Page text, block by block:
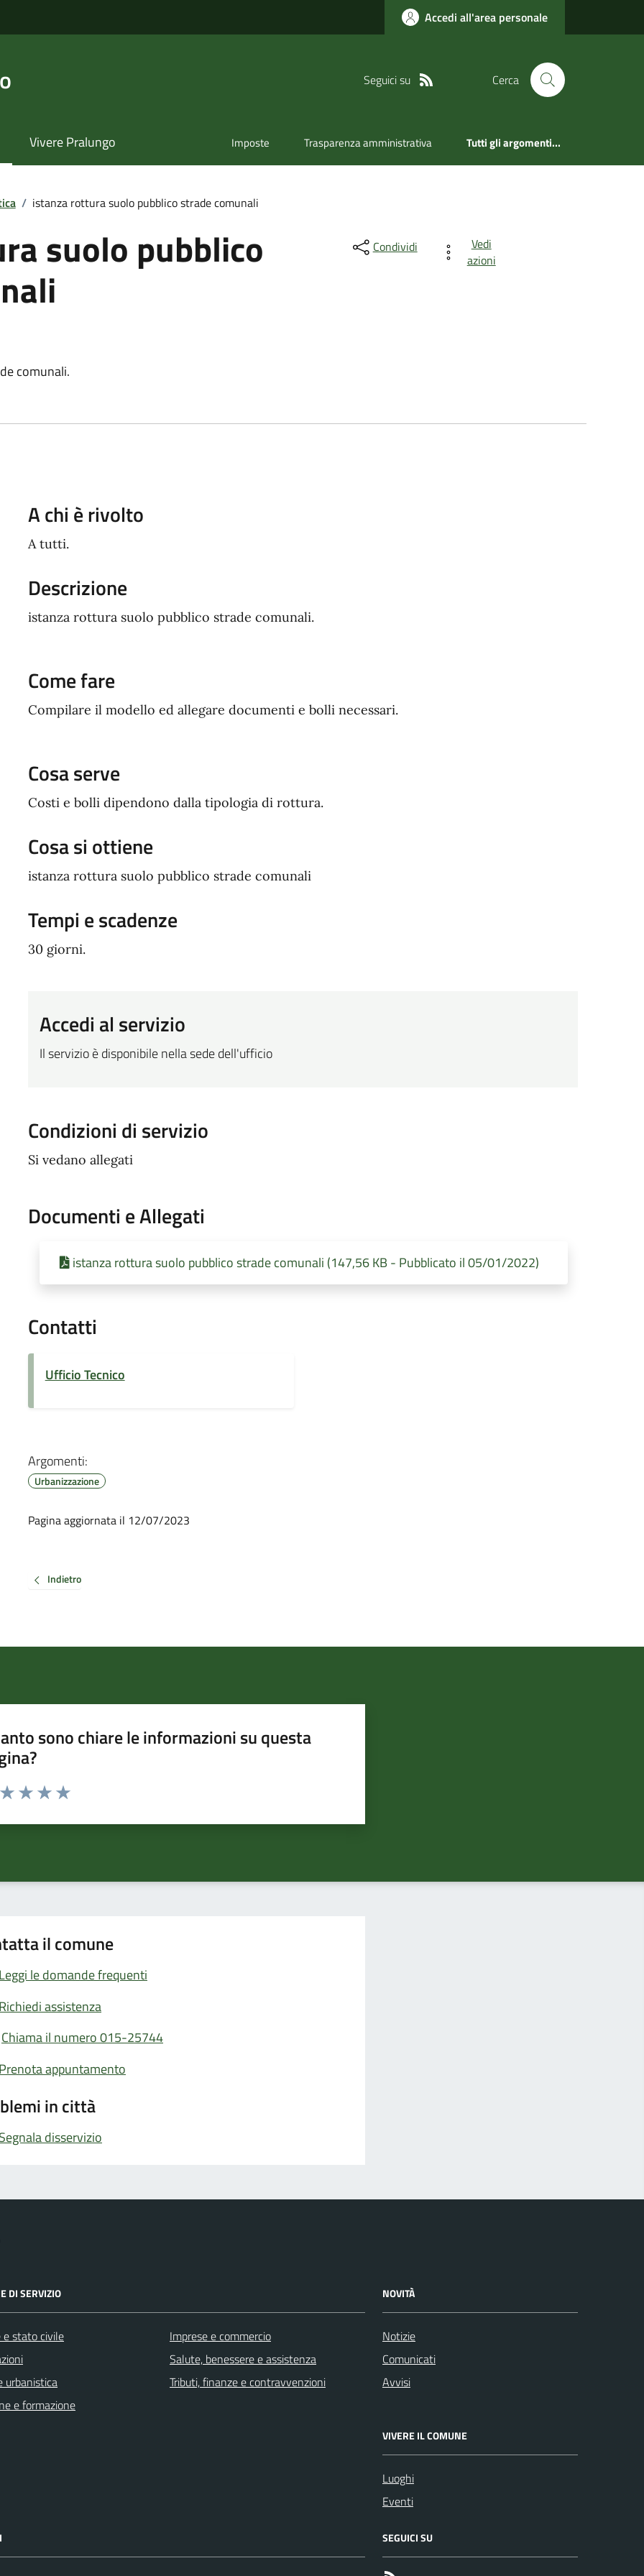
Accedi all'area personale
Seguici su Cerca
Vivere Pralungo Imposte Trasparenza amministrativa Tutti gli argomenti...
/ istanza rottura suolo pubblico strade comunali
suolo pubblico
comunali.
Condividi
Vedi
azioni
A chi è rivolto
A tutti.
Descrizione
istanza rottura suolo pubblico strade comunali.
Come fare
Compilare il modello ed allegare documenti e bolli necessari.
Cosa serve
Costi e bolli dipendono dalla tipologia di rottura.
Cosa si ottiene
istanza rottura suolo pubblico strade comunali
Tempi e scadenze
30 giorni.
Accedi al servizio
Il servizio è disponibile nella sede dell'ufficio
Condizioni di servizio
Si vedano allegati
Documenti e Allegati
istanza rottura suolo pubblico strade comunali (147,56 KB - Pubblicato il 05/01/2022)
Contatti
Ufficio Tecnico
Argomenti:
Urbanizzazione
Pagina aggiornata il 12/07/2023
Indietro
sono chiare le informazioni su questa
da 1 a 5 stelle la pagina
il comune
Leggi le domande frequenti
Richiedi assistenza
Chiama il numero 015-25744
Prenota appuntamento
in città
Segnala disservizio
DI SERVIZIO
e stato civile
urbanistica
e formazione
Imprese e commercio
Salute, benessere e assistenza
Tributi, finanze e contravvenzioni
NOVITÀ
Notizie
Comunicati
Avvisi
VIVERE IL COMUNE
Luoghi
Eventi
SEGUICI SU